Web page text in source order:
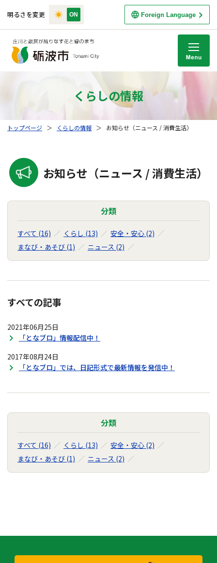
明るさを変更 Foreign Language
くらしの情報
トップページ ＞ くらしの情報 ＞ お知らせ（ニュース / 消費生活）
お知らせ（ニュース / 消費生活）
分類
すべて (16) くらし (13)
安全・安心 (2)
まなび・あそび (1)
ニュース (2)
すべての記事
2021年06月25日
「となブロ」情報配信中！
2017年08月24日
「となブロ」では、日記形式で最新情報を発信中！
分類
すべて (16) くらし (13)
安全・安心 (2)
まなび・あそび (1)
ニュース (2)